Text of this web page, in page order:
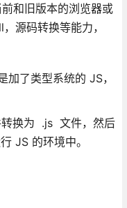
和旧版本的浏览器或
源码转换等能力，
了类型系统的 JS，
换为 .js 文件，然后
JS 的环境中。